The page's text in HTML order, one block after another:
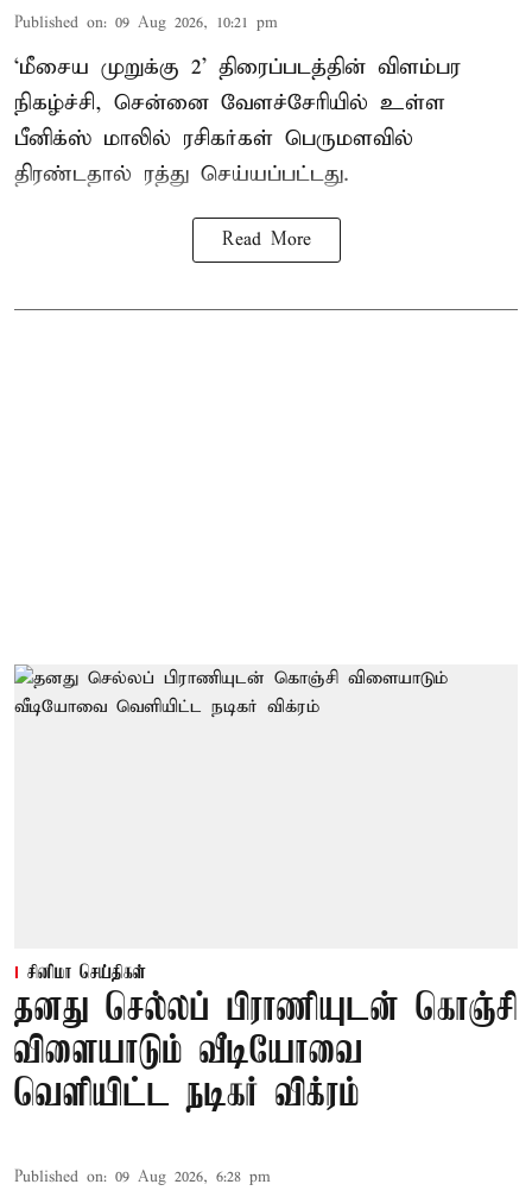
Published on: 09 Aug 2026, 10:21 pm
‘மீசைய முறுக்கு 2’ திரைப்படத்தின் விளம்பர
நிகழ்ச்சி, சென்னை வேளச்சேரியில் உள்ள
பீனிக்ஸ் மாலில் ரசிகர்கள் பெருமளவில்
திரண்டதால் ரத்து செய்யப்பட்டது.
Read More
சினிமா செய்திகள்
தனது செல்லப் பிராணியுடன் கொஞ்சி
விளையாடும் வீடியோவை
வெளியிட்ட நடிகர் விக்ரம்
Published on: 09 Aug 2026, 6:28 pm